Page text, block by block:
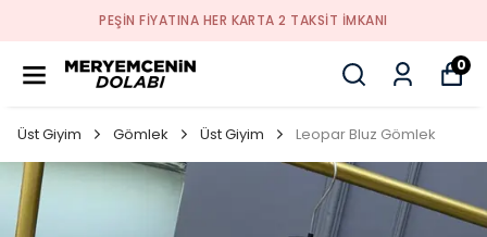
PEŞİN FİYATINA HER KARTA 2 TAKSİT İMKANI
0
Üst Giyim Gömlek Üst Giyim Leopar Bluz Gömlek